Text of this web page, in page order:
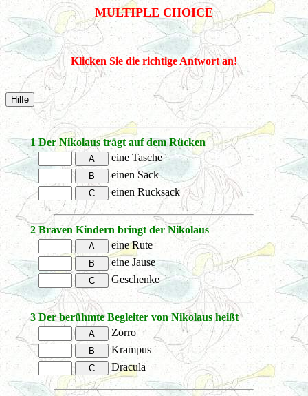
MULTIPLE CHOICE
Klicken Sie die richtige Antwort an!
1 Der Nikolaus trägt auf dem Rücken
eine Tasche
einen Sack
einen Rucksack
2 Braven Kindern bringt der Nikolaus
eine Rute
eine Jause
Geschenke
3 Der berühmte Begleiter von Nikolaus heißt
Zorro
Krampus
Dracula